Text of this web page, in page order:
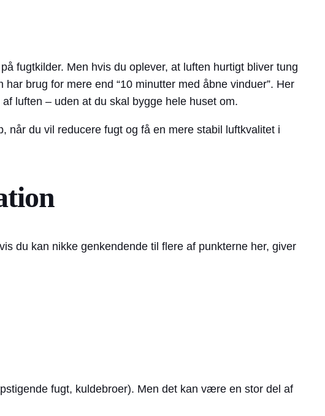
fugtkilder. Men hvis du oplever, at luften hurtigt bliver tung
brug for mere end “10 minutter med åbne vinduer”. Her
luften – uden at du skal bygge hele huset om.
du vil reducere fugt og få en mere stabil luftkvalitet i
du kan nikke genkendende til flere af punkterne her, giver
fugt, kuldebroer). Men det kan være en stor del af